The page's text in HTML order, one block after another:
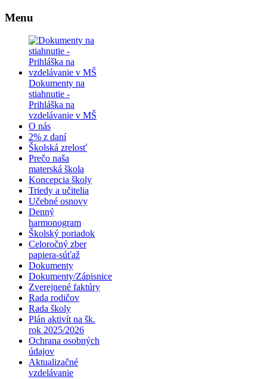
Menu
Dokumenty na
stiahnutie -
Prihláška na
vzdelávanie v MŠ
O nás
2% z daní
Školská zrelosť
Prečo naša
materská škola
Koncepcia školy
Triedy a učitelia
Učebné osnovy
Denný
harmonogram
Školský poriadok
Celoročný zber
papiera-súťaž
Dokumenty
Dokumenty/Zápisnice
Zverejnené faktúry
Rada rodičov
Rada školy
Plán aktivít na šk.
rok 2025/2026
Ochrana osobných
údajov
Aktualizačné
vzdelávanie